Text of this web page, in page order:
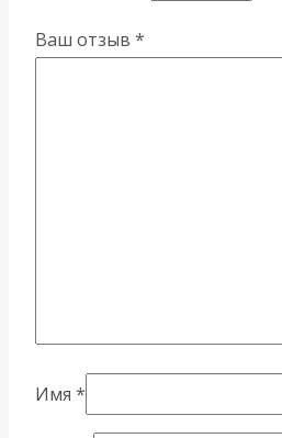
Ваш отзыв *
Имя *